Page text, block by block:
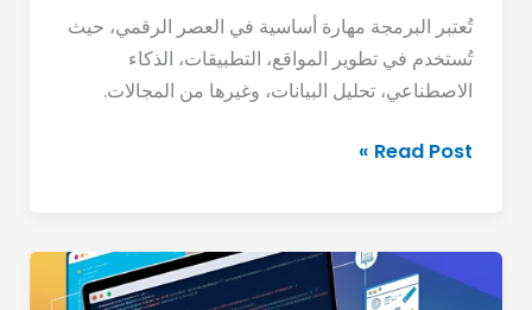
تُعتبر البرمجة مهارة أساسية في العصر الرقمي، حيث
تُستخدم في تطوير المواقع، التطبيقات، الذكاء
الاصطناعي، تحليل البيانات، وغيرها من المجالات.
Read Post »